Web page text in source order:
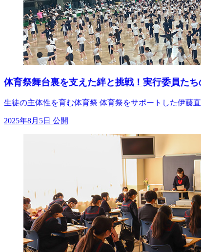
体育祭舞台裏を支えた絆と挑戦！実行委員た
生徒の主体性を育む体育祭 体育祭をサポートした伊藤
2025年8月5日 公開